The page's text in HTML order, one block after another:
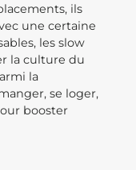
ils
une certaine
les slow
la culture du
la
se loger,
booster